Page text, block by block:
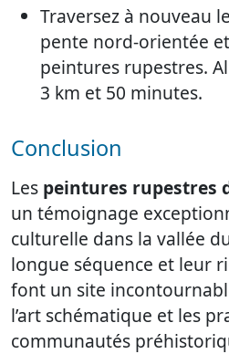
Traversez à nouveau
pente nord-orientée
peintures rupestres.
3 km et 50 minutes.
Conclusion
Les peintures rupestres
un témoignage
culturelle dans la vallée
longue séquence et leur
font un site
l’art schématique et les
communautés